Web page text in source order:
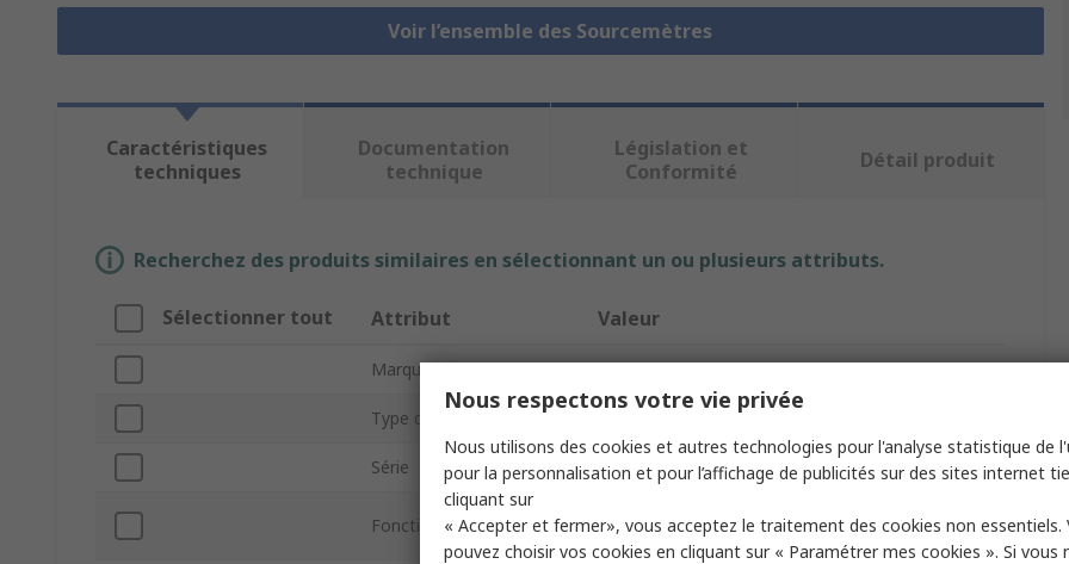
Voir l’ensemble des Sourcemètres
Caractéristiques
techniques
Documentation
technique
Législation et
Conformité
Détail produit
Recherchez des produits similaires en sélectionnant un ou plusieurs attributs.
Sélectionner tout Attribut Valeur
Marque Keithley
Type de produit
Série 2600
Fonction Sourcemètre
Mesure Courant Résistance Tension, Source de
courant et de tension
Nous respectons votre vie privée
Nous utilisons des cookies et autres technologies pour l'analyse statistique de
pour la personnalisation et pour l’affichage de publicités sur des sites internet
cliquant sur
« Accepter et fermer», vous acceptez le traitement des cookies non essentiels.
pouvez choisir vos cookies en cliquant sur « Paramétrer mes cookies ». Si vous